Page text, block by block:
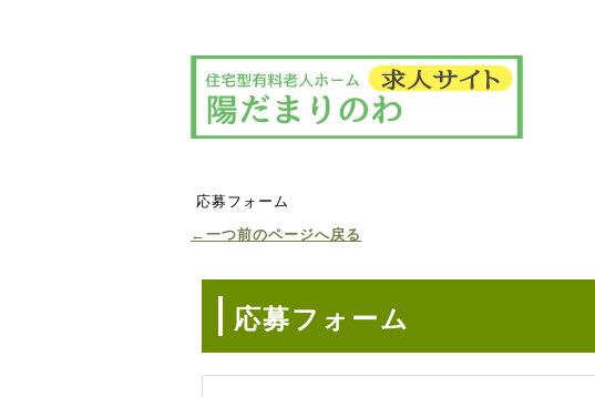
応募フォーム
←一つ前のページへ戻る
応募フォーム